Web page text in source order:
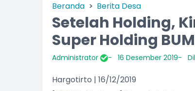
Beranda Berita Desa
Setelah Holding,
Super Holding
Administrator 16 Desember 2019
Hargotirto | 16/12/2019